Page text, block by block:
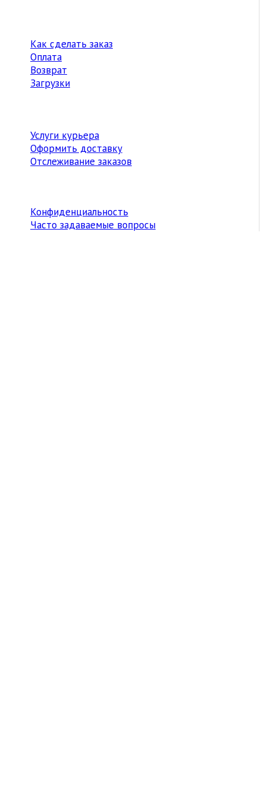
Как сделать заказ
Оплата
Возврат
Загрузки
Услуги курьера
Оформить доставку
Отслеживание заказов
Конфиденциальность
Часто задаваемые вопросы